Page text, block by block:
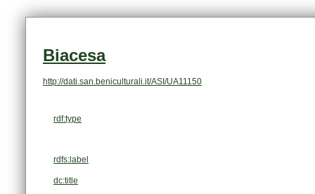
Biacesa
http://dati.san.beniculturali.it/ASI/UA11150
rdf:type
rdfs:label
dc:title